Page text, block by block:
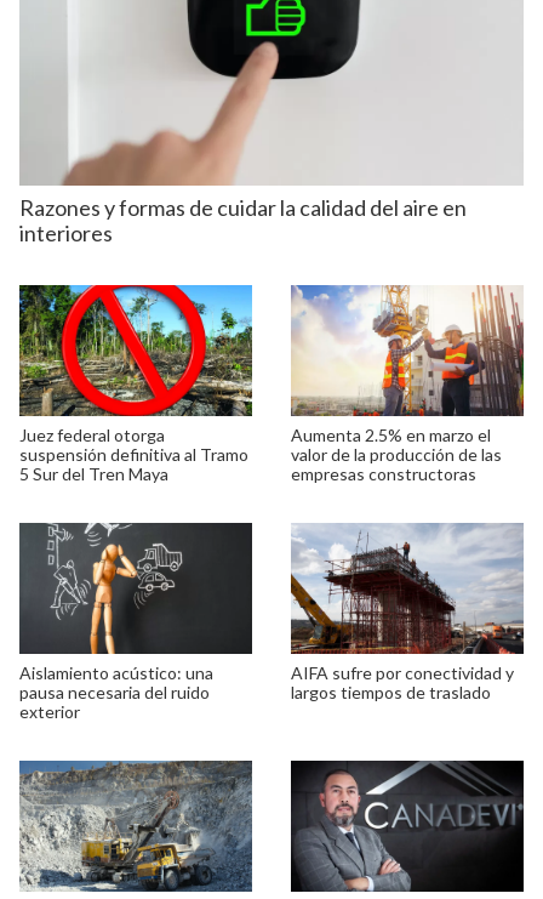
Razones y formas de cuidar la calidad del aire en
interiores
Juez federal otorga
suspensión definitiva al Tramo
5 Sur del Tren Maya
Aumenta 2.5% en marzo el
valor de la producción de las
empresas constructoras
Aislamiento acústico: una
pausa necesaria del ruido
exterior
AIFA sufre por conectividad y
largos tiempos de traslado